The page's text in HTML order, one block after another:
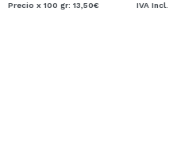
Precio x 100 gr: 13,50€ IVA Incl.